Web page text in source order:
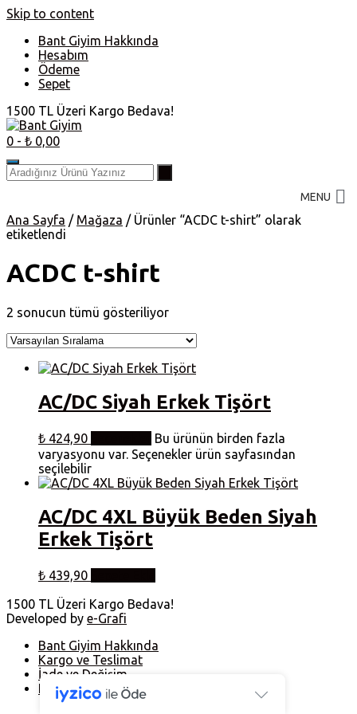
Skip to content
Bant Giyim Hakkında
Hesabım
Ödeme
Sepet
1500 TL Üzeri Kargo Bedava!
0 - ₺ 0,00
MENU
Ana Sayfa / Mağaza / Ürünler “ACDC t-shirt” olarak
etiketlendi
ACDC t-shirt
2 sonucun tümü gösteriliyor
AC/DC Siyah Erkek Tişört
₺ 424,90
Bu ürünün birden fazla
varyasyonu var. Seçenekler ürün sayfasından
seçilebilir
AC/DC 4XL Büyük Beden Siyah
Erkek Tişört
₺ 439,90
1500 TL Üzeri Kargo Bedava!
Developed by e-Grafi
Bant Giyim Hakkında
Kargo ve Teslimat
İade ve Değişim
Hesabım